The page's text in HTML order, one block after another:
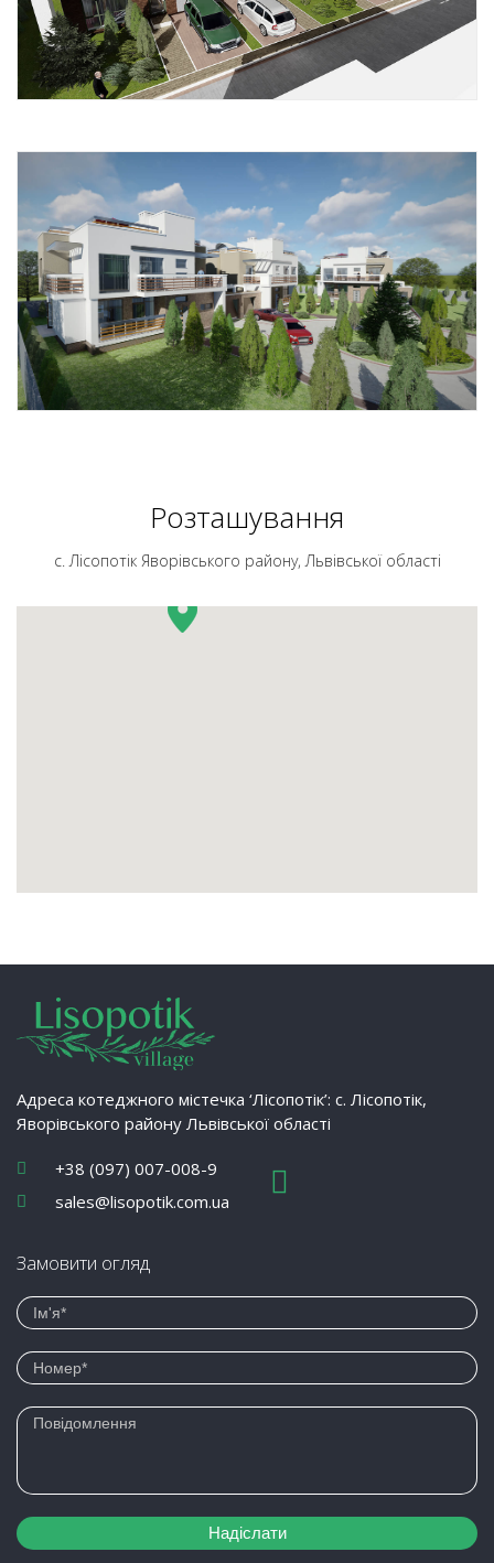
Розташування
с. Лісопотік Яворівського району, Львівської області
Адреса котеджного містечка ‘Лісопотік’: с. Лісопотік,
Яворівського району Львівської області
+38 (097) 007-008-9
sales@lisopotik.com.ua
Замовити огляд